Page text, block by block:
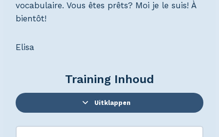
vocabulaire. Vous êtes prêts? Moi je le suis! À
bientôt!
Elisa
Training Inhoud
Uitklappen